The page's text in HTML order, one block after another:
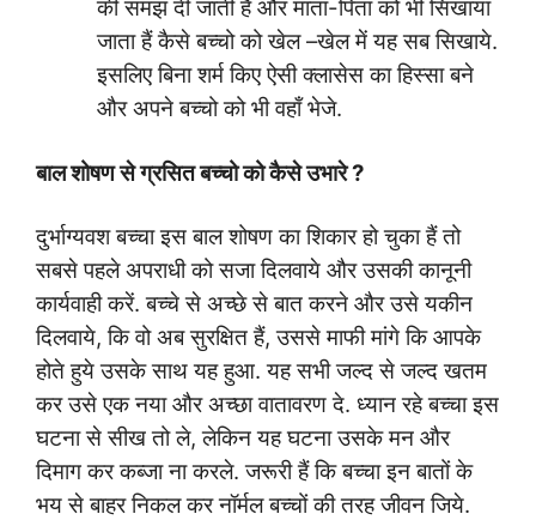
की समझ दी जाती हैं और माता-पिता को भी सिखाया
जाता हैं कैसे बच्चो को खेल –खेल में यह सब सिखाये.
इसलिए बिना शर्म किए ऐसी क्लासेस का हिस्सा बने
और अपने बच्चो को भी वहाँ भेजे.
बाल शोषण से ग्रसित बच्चो को कैसे उभारे?
दुर्भाग्यवश बच्चा इस बाल शोषण का शिकार हो चुका हैं तो
सबसे पहले अपराधी को सजा दिलवाये और उसकी कानूनी
कार्यवाही करें. बच्चे से अच्छे से बात करने और उसे यकीन
दिलवाये, कि वो अब सुरक्षित हैं, उससे माफी मांगे कि आपके
होते हुये उसके साथ यह हुआ. यह सभी जल्द से जल्द खतम
कर उसे एक नया और अच्छा वातावरण दे. ध्यान रहे बच्चा इस
घटना से सीख तो ले, लेकिन यह घटना उसके मन और
दिमाग कर कब्जा ना करले. जरूरी हैं कि बच्चा इन बातों के
भय से बाहर निकल कर नॉर्मल बच्चों की तरह जीवन जिये.